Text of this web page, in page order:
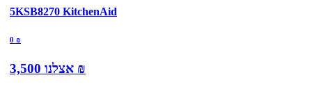
5KSB8270 KitchenAid
0 ₪
אצלנו 3,500 ₪